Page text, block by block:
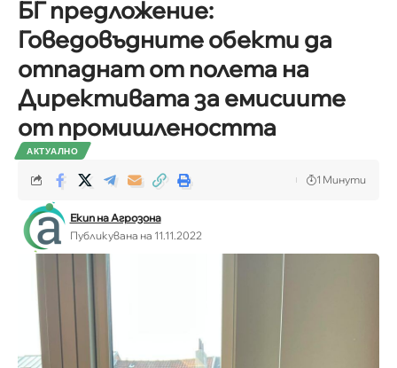
БГ предложение:
Говедовъдните обекти да
отпаднат от полета на
Директивата за емисиите
от промишлеността
АКТУАЛНО
Екип на Агрозона
Публикувана на 11.11.2022
1 Минути